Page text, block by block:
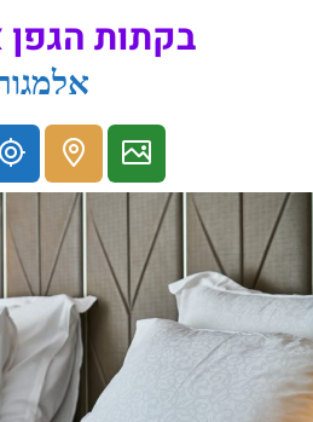
בקתות הגפן